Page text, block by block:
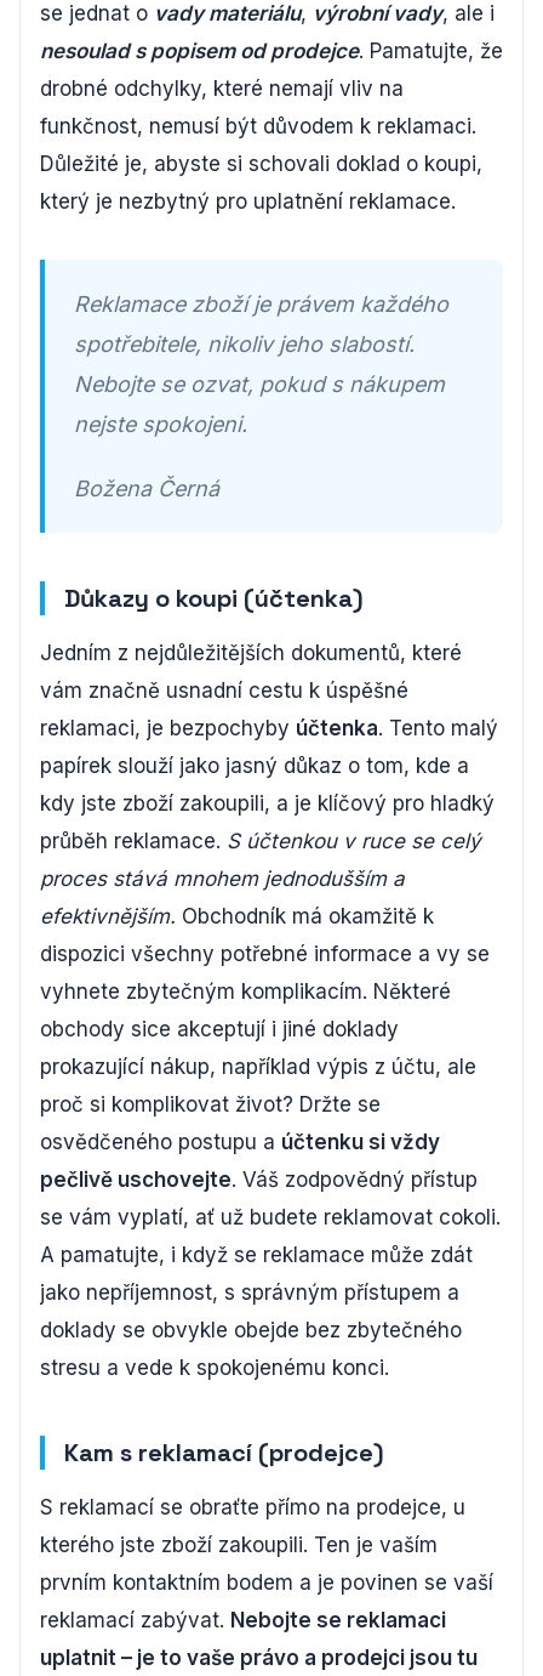
se jednat o vady materiálu, výrobní vady, ale i
nesoulad s popisem od prodejce. Pamatujte, že
drobné odchylky, které nemají vliv na
funkčnost, nemusí být důvodem k reklamaci.
Důležité je, abyste si schovali doklad o koupi,
který je nezbytný pro uplatnění reklamace.
Reklamace zboží je právem každého
spotřebitele, nikoliv jeho slabostí.
Nebojte se ozvat, pokud s nákupem
nejste spokojeni.
Božena Černá
Důkazy o koupi (účtenka)
Jedním z nejdůležitějších dokumentů, které
vám značně usnadní cestu k úspěšné
reklamaci, je bezpochyby účtenka. Tento malý
papírek slouží jako jasný důkaz o tom, kde a
kdy jste zboží zakoupili, a je klíčový pro hladký
průběh reklamace. S účtenkou v ruce se celý
proces stává mnohem jednodušším a
efektivnějším. Obchodník má okamžitě k
dispozici všechny potřebné informace a vy se
vyhnete zbytečným komplikacím. Některé
obchody sice akceptují i jiné doklady
prokazující nákup, například výpis z účtu, ale
proč si komplikovat život? Držte se
osvědčeného postupu a účtenku si vždy
pečlivě uschovejte. Váš zodpovědný přístup
se vám vyplatí, ať už budete reklamovat cokoli.
A pamatujte, i když se reklamace může zdát
jako nepříjemnost, s správným přístupem a
doklady se obvykle obejde bez zbytečného
stresu a vede k spokojenému konci.
Kam s reklamací (prodejce)
S reklamací se obraťte přímo na prodejce, u
kterého jste zboží zakoupili. Ten je vaším
prvním kontaktním bodem a je povinen se vaší
reklamací zabývat. Nebojte se reklamaci
uplatnit – je to vaše právo a prodejci jsou tu